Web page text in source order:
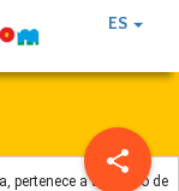
ES
pertenece a un punto de